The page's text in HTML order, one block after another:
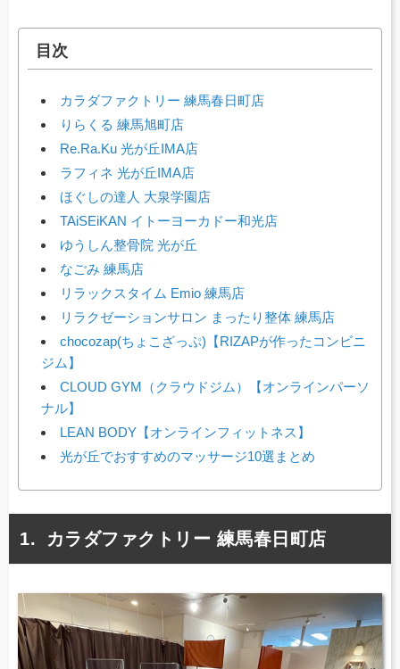
目次
カラダファクトリー 練馬春日町店
りらくる 練馬旭町店
Re.Ra.Ku 光が丘IMA店
ラフィネ 光が丘IMA店
ほぐしの達人 大泉学園店
TAiSEiKAN イトーヨーカドー和光店
ゆうしん整骨院 光が丘
なごみ 練馬店
リラックスタイム Emio 練馬店
リラクゼーションサロン まったり整体 練馬店
chocozap(ちょこざっぷ)【RIZAPが作ったコンビニ
ジム】
CLOUD GYM（クラウドジム）【オンラインパーソ
ナル】
LEAN BODY【オンラインフィットネス】
光が丘でおすすめのマッサージ10選まとめ
カラダファクトリー 練馬春日町店